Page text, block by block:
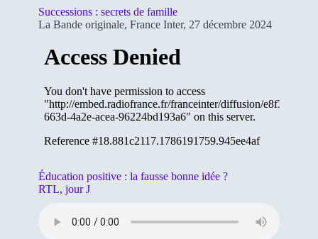
Successions : secrets de famille
La Bande originale, France Inter, 27 décembre 2024
Éducation positive : la fausse bonne idée ?
RTL, jour J